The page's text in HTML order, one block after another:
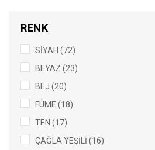
2XL3XL4XL (4)
L-XL (4)
S-M (4)
4/L (3)
5/XL (3)
3XL4XL5XL (2)
5XL (2)
RENK
SİYAH (72)
BEYAZ (23)
BEJ (20)
FÜME (18)
TEN (17)
ÇAĞLA YEŞİLİ (16)